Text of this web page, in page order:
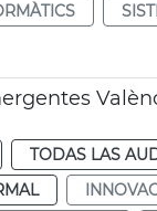
TODAS LAS